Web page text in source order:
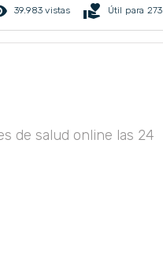
39.983 vistas volunteer_activism Útil para
de salud online las 24